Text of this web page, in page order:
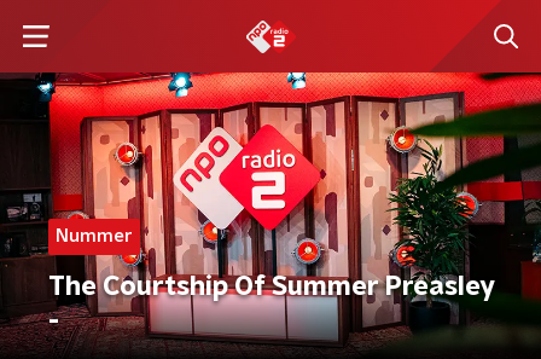
Nummer
The Courtship Of Summer Preasley
-